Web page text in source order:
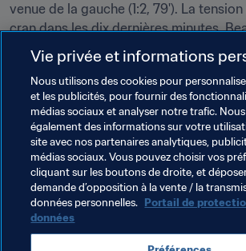
venue de la gauche (1:2, 79'). La
cran dans les dix dernières minutes.
cadre et l’égalisation sur un lob
y a quatre ans, le Canada décroche la
bronze. Comme il y a 20 ans, le Brésil
podium.
Thèmes en lien
Compétitions FIFA Concacaf
Vie privée et informations
Nous utilisons des cookies pour
et les publicités, pour fournir des
médias sociaux et analyser notre trafic.
également des informations sur votre
site avec nos partenaires analytiques,
médias sociaux. Vous pouvez choisir vos
cliquant sur les boutons de droite, et
demande d’opposition à la vente / la
données personnelles. Portail de
données